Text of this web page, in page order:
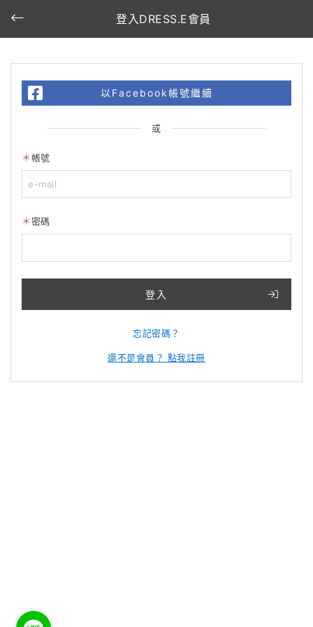
登入DRESS.E會員
以Facebook帳號繼續
或
帳號
密碼
登入
忘記密碼？
還不是會員？ 點我註冊